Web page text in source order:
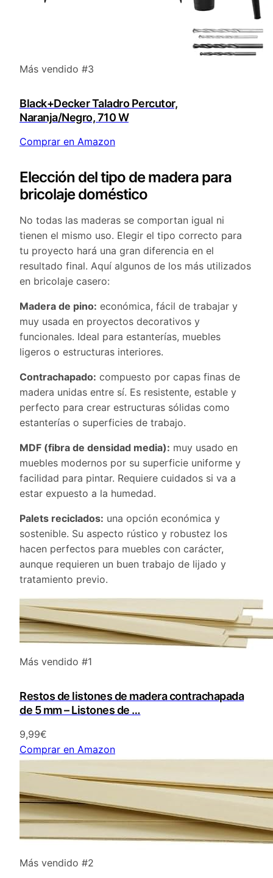
Más vendido #3
Black+Decker Taladro Percutor,
Naranja/Negro, 710 W
Comprar en Amazon
Elección del tipo de madera para
bricolaje doméstico
No todas las maderas se comportan igual ni
tienen el mismo uso. Elegir el tipo correcto para
tu proyecto hará una gran diferencia en el
resultado final. Aquí algunos de los más utilizados
en bricolaje casero:
Madera de pino: económica, fácil de trabajar y
muy usada en proyectos decorativos y
funcionales. Ideal para estanterías, muebles
ligeros o estructuras interiores.
Contrachapado: compuesto por capas finas de
madera unidas entre sí. Es resistente, estable y
perfecto para crear estructuras sólidas como
estanterías o superficies de trabajo.
MDF (fibra de densidad media): muy usado en
muebles modernos por su superficie uniforme y
facilidad para pintar. Requiere cuidados si va a
estar expuesto a la humedad.
Palets reciclados: una opción económica y
sostenible. Su aspecto rústico y robustez los
hacen perfectos para muebles con carácter,
aunque requieren un buen trabajo de lijado y
tratamiento previo.
Más vendido #1
Restos de listones de madera contrachapada
de 5 mm – Listones de …
9,99€
Comprar en Amazon
Más vendido #2